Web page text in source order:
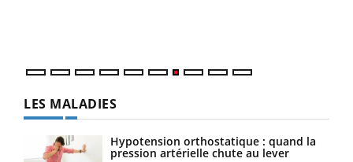
LES MALADIES
Hypotension orthostatique : quand la
pression artérielle chute au lever